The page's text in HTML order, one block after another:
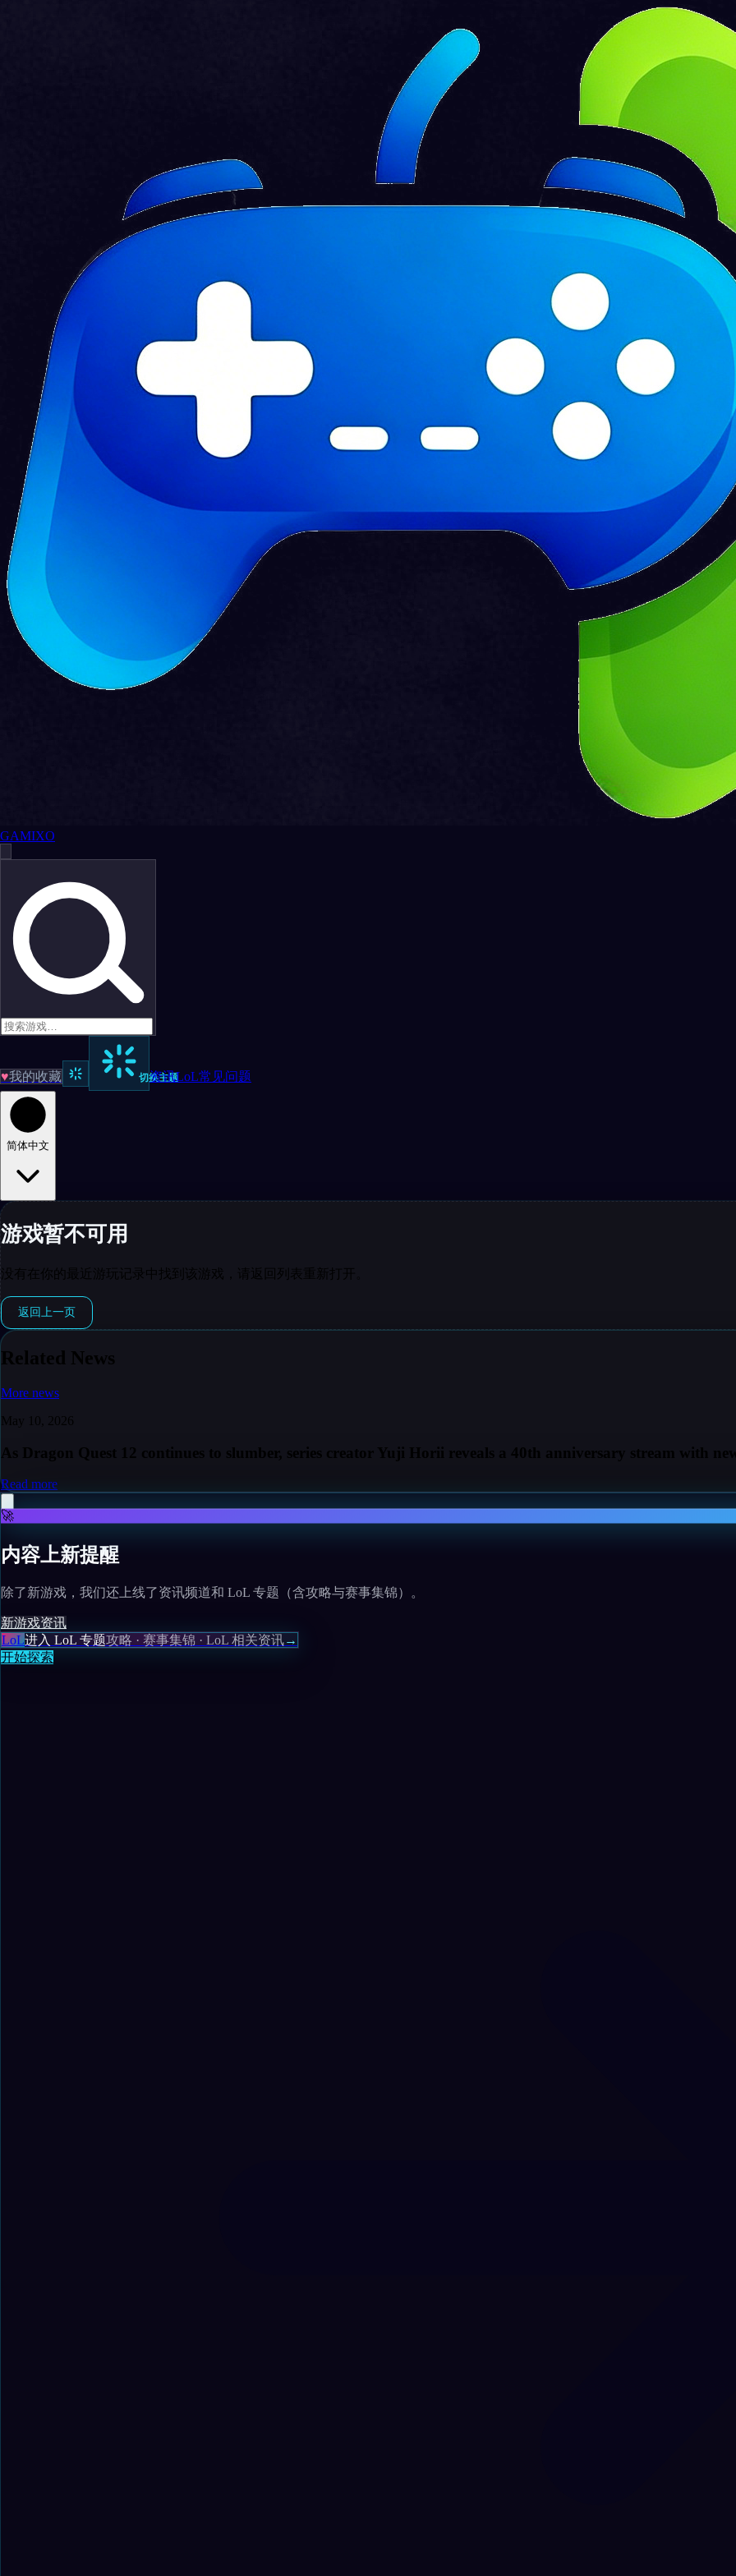
GAMIXO
♥我的收藏 切换主题
资讯LoL常见问题
简体中文
游戏暂不可用
没有在你的最近游玩记录中找到该游戏，请返回列表重新打开。
返回上一页
Related News
More news
May 10, 2026
As Dragon Quest 12 continues to slumber, series creator Yuji Horii reveals a 40th anniversary stream with
Read more
🚀
内容上新提醒
除了新游戏，我们还上线了资讯频道和 LoL 专题（含攻略与赛事集锦）。
新游戏资讯
LoL进入 LoL 专题攻略 · 赛事集锦 · LoL 相关资讯→
开始探索